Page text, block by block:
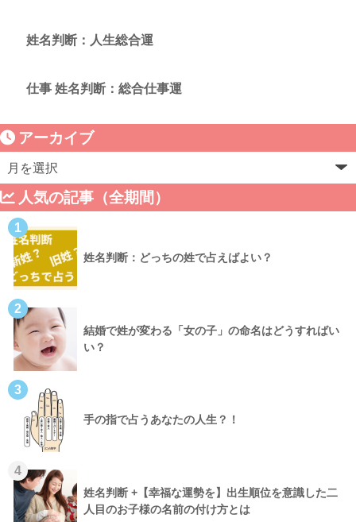
姓名判断：人生総合運
仕事 姓名判断：総合仕事運
アーカイブ
人気の記事（全期間）
1
姓名判断：どっちの姓で占えばよい？
2
結婚で姓が変わる「女の子」の命名はどうすればい
い？
3
手の指で占うあなたの人生？！
4
姓名判断 +【幸福な運勢を】出生順位を意識した二
人目のお子様の名前の付け方とは